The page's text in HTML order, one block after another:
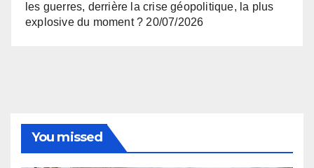
les guerres, derrière la crise géopolitique, la plus
explosive du moment ? 20/07/2026
You missed